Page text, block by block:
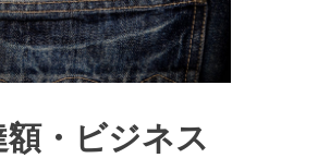
額・ビジネス